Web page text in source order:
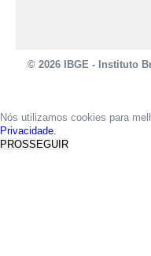
© 2026 IBGE - Instituto
Nós utilizamos cookies para
Privacidade.
PROSSEGUIR